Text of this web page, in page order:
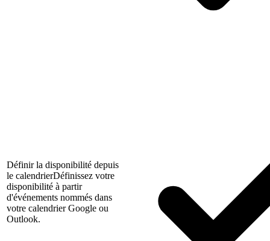
Définir la disponibilité depuis
le calendrierDéfinissez votre
disponibilité à partir
d'événements nommés dans
votre calendrier Google ou
Outlook.